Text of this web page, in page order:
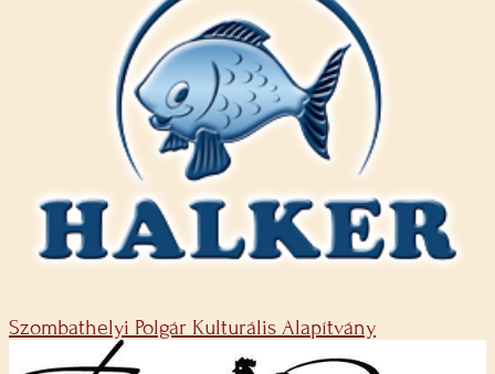
Szombathelyi Polgár Kulturális Alapítvány